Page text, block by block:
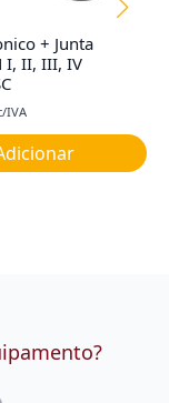
+ Junta
I, II, III, IV
IVA